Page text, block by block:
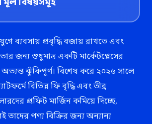
ব্যবসায় প্রবৃদ্ধি বজায় রাখতে এবং
জন্য শুধুমাত্র একটি মার্কেটপ্লেসের
ঝুঁকিপূর্ণ। বিশেষ করে ২০২৬ সালে
বিভিন্ন ফি বৃদ্ধি এবং তীব্র
প্রফিট মার্জিন কমিয়ে দিচ্ছে,
তাদের পণ্য বিক্রির জন্য অন্যান্য